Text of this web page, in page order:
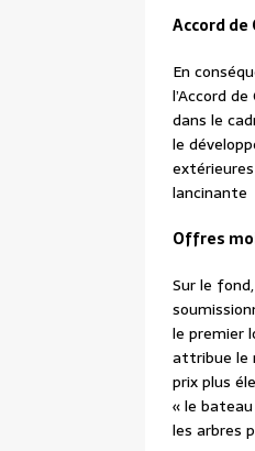
Accord de
En
l’Accord
dans le
le
lancinante
Offres
Sur le
le premier
attribue le
prix plus
« le
les arbres